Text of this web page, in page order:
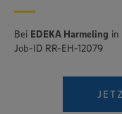
Bei EDEKA Harmeling in
Job-ID RR-EH-12079